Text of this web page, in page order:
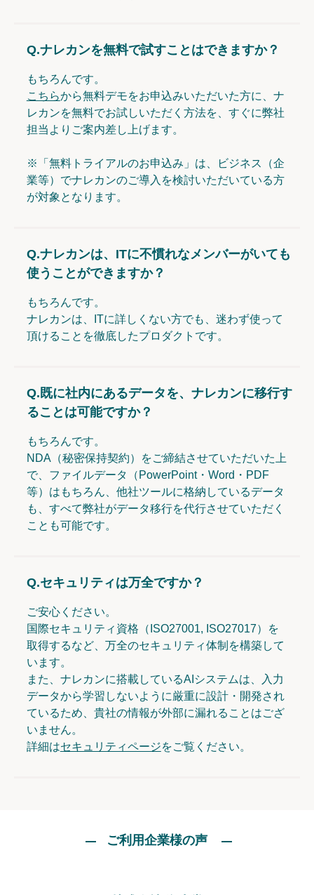
Q.ナレカンを無料で試すことはできますか？
もちろんです。
こちらから無料デモをお申込みいただいた方に、ナ
レカンを無料でお試しいただく方法を、すぐに弊社
担当よりご案内差し上げます。
※「無料トライアルのお申込み」は、ビジネス（企
業等）でナレカンのご導入を検討いただいている方
が対象となります。
Q.ナレカンは、ITに不慣れなメンバーがいても
使うことができますか？
もちろんです。
ナレカンは、ITに詳しくない方でも、迷わず使って
頂けることを徹底したプロダクトです。
Q.既に社内にあるデータを、ナレカンに移行す
ることは可能ですか？
もちろんです。
NDA（秘密保持契約）をご締結させていただいた上
で、ファイルデータ（PowerPoint・Word・PDF
等）はもちろん、他社ツールに格納しているデータ
も、すべて弊社がデータ移行を代行させていただく
ことも可能です。
Q.セキュリティは万全ですか？
ご安心ください。
国際セキュリティ資格（ISO27001, ISO27017）を
取得するなど、万全のセキュリティ体制を構築して
います。
また、ナレカンに搭載しているAIシステムは、入力
データから学習しないように厳重に設計・開発され
ているため、貴社の情報が外部に漏れることはござ
いません。
詳細はセキュリティページをご覧ください。
ご利用企業様の声